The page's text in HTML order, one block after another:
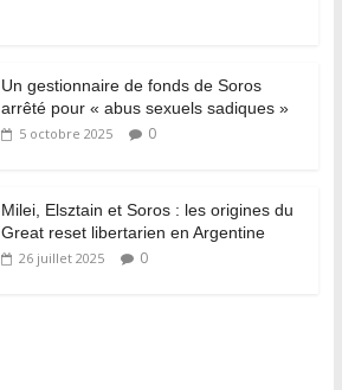
Un gestionnaire de fonds de Soros
arrêté pour « abus sexuels sadiques »
5 octobre 2025 0
Milei, Elsztain et Soros : les origines du
Great reset libertarien en Argentine
26 juillet 2025 0